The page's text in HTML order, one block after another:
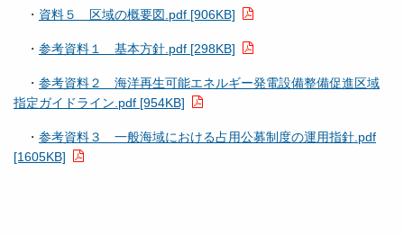
・ 資料５ 区域の概要図.pdf [906KB]
・ 参考資料１ 基本方針.pdf [298KB]
・ 参考資料２ 海洋再生可能エネルギー発電設備整備促進区域
指定ガイドライン.pdf [954KB]
・ 参考資料３ 一般海域における占用公募制度の運用指針.pdf
[1605KB]